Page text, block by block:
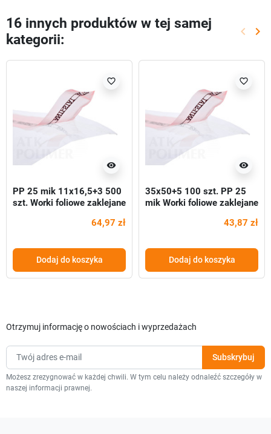
16 innych produktów w tej samej
kategorii:
keyboard_arrow_left keyboard_arrow_right
visibility
favorite_border
PP 25 mik 11x16,5+3 500
szt. Worki foliowe zaklejane
64,97 zł
Dodaj do koszyka
visibility
favorite_border
35x50+5 100 szt. PP 25
mik Worki foliowe zaklejane
43,87 zł
Dodaj do koszyka
Otrzymuj informację o nowościach i wyprzedażach
Możesz zrezygnować w każdej chwili. W tym celu należy odnaleźć szczegóły w
naszej informacji prawnej.